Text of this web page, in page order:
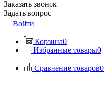
Заказать звонок
Задать вопрос
Войти
Корзина0
Избранные товары0
Сравнение товаров0